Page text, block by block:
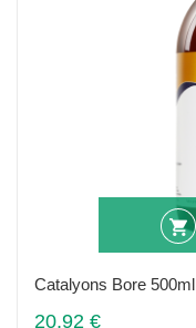
Catalyons Bore 500ml
20,92 €